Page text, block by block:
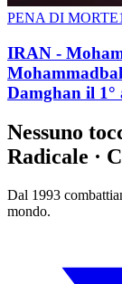
PENA DI MORTE
IRAN -
Damghan il 1°
Nessuno
Radicale ·
Dal 1993
mondo.